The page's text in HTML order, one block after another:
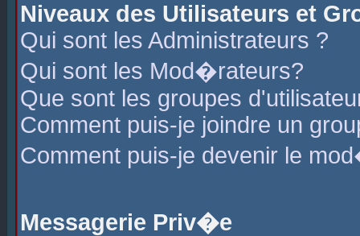
Niveaux des Utilisateurs et
Qui sont les Administrateurs ?
Qui sont les Mod�rateurs?
Que sont les groupes
Comment puis-je joindre un
Comment puis-je devenir le
Messagerie Priv�e